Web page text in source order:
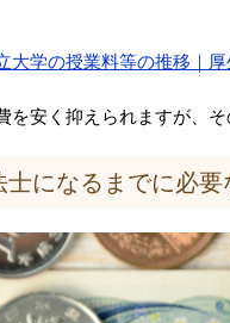
大学の授業料等の推移｜
を安く抑えられますが、
士になるまでに必要